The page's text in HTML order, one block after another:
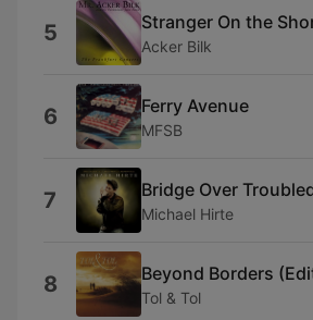
5 Stranger On the
Acker Bilk
6 Ferry Avenue
MFSB
7 Bridge Over
Michael Hirte
8 Beyond Borders
Tol & Tol